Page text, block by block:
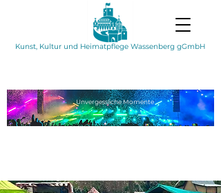
Kunst, Kultur und Heimatpflege Wassenberg gGmbH
UnvergesslicheMomente